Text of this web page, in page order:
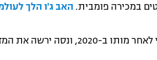
במכירה פומבית. האב ג'ו הלך